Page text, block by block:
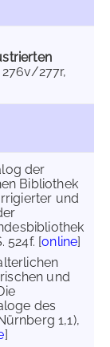
276v/277r,
der
Bibliothek
und
524f. [online]
und
des
1,1),
]